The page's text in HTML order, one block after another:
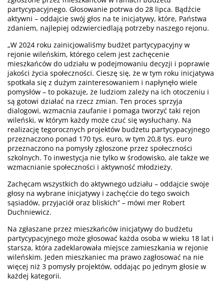
partycypacyjnego. Głosowanie potrwa do 28 lipca. Bądźcie
aktywni – oddajcie swój głos na te inicjatywy, które, Państwa
zdaniem, najlepiej odzwierciedlają potrzeby naszego rejonu.
„W 2024 roku zainicjowaliśmy budżet partycypacyjny w
rejonie wileńskim, którego celem jest zachęcenie
mieszkańców do udziału w podejmowaniu decyzji i poprawie
jakości życia społeczności. Cieszę się, że w tym roku inicjatywa
spotkała się z dużym zainteresowaniem i napłynęło wiele
pomysłów – to pokazuje, że ludziom zależy na ich otoczeniu i
są gotowi działać na rzecz zmian. Ten proces sprzyja
dialogowi, wzmacnia zaufanie i pomaga tworzyć taki rejon
wileński, w którym każdy może czuć się wysłuchany. Na
realizację tegorocznych projektów budżetu partycypacyjnego
przeznaczono ponad 170 tys. euro, w tym 20,8 tys. euro
przeznaczono na pomysły zgłoszone przez społeczności
szkolnych. To inwestycja nie tylko w środowisko, ale także we
wzmacnianie społeczności i aktywność młodzieży.
Zachęcam wszystkich do aktywnego udziału – oddajcie swoje
głosy na wybrane inicjatywy i zachęćcie do tego swoich
sąsiadów, przyjaciół oraz bliskich” – mówi mer Robert
Duchniewicz.
Na zgłaszane przez mieszkańców inicjatywy do budżetu
partycypacyjnego może głosować każda osoba w wieku 18 lat i
starsza, która zadeklarowała miejsce zamieszkania w rejonie
wileńskim. Jeden mieszkaniec ma prawo zagłosować na nie
więcej niż 3 pomysły projektów, oddając po jednym głosie w
każdej kategorii.